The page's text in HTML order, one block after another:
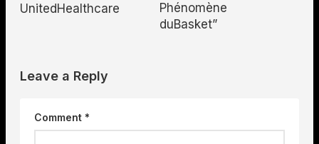
UnitedHealthcare
Phénomène
duBasket”
Leave a Reply
Comment *